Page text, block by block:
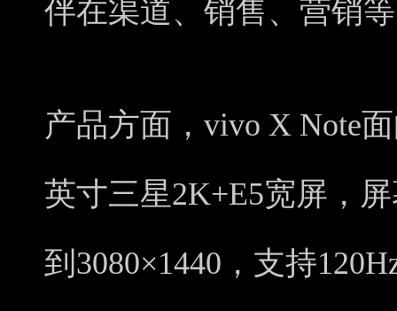
伴在渠道、销售、营销
产品方面，vivo X Note
英寸三星2K+E5宽屏，
到3080×1440，支持